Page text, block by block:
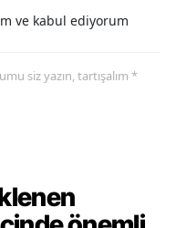
ve kabul ediyorum
siz yazın, tartışalım *